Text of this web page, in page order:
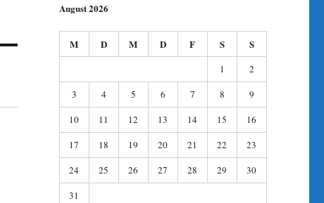
August 2026
M D M D F S S
1
2
3
4 5 6 7 8
9
10
11 12 13 14 15
16
17
18 19 20 21 22
23
24
25 26 27 28 29
30
31